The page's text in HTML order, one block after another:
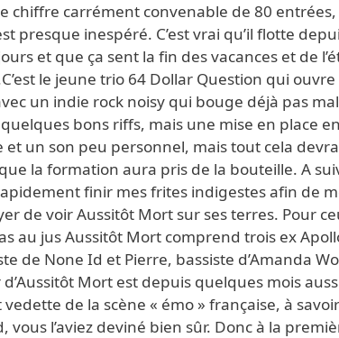
chiffre carrément convenable de 80
presque inespéré. C’est vrai qu’il flotte
et que ça sent la fin des vacances et de
le jeune trio 64 Dollar Question qui ouvre
un indie rock noisy qui bouge déjà pas
bons riffs, mais une mise en place
et un son peu personnel, mais tout cela
la formation aura pris de la bouteille. A
finir mes frites indigestes afin de
de voir Aussitôt Mort sur ses terres. Pour
au jus Aussitôt Mort comprend trois ex
de None Id et Pierre, bassiste d’Amanda
Mort est depuis quelques mois
de la scène « émo » française, à
vous l’aviez deviné bien sûr. Donc à la